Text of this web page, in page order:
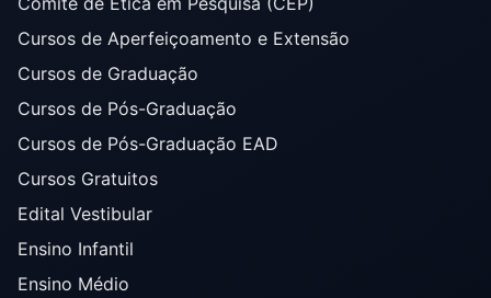
Cursos de Aperfeiçoamento e Extensão
Cursos de Graduação
Cursos de Pós-Graduação
Cursos de Pós-Graduação EAD
Cursos Gratuitos
Edital Vestibular
Ensino Infantil
Ensino Médio